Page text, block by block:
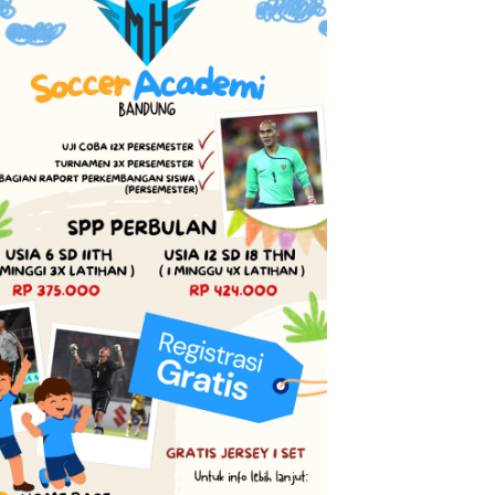
Perkuat Sinergi dan Keamanan
Transaksi Nasabah Senior, BRI
BO Cirebon Kartini Gelar
Apresiasi Layanan Pensiunan
Semarak Hari Anak Nasional